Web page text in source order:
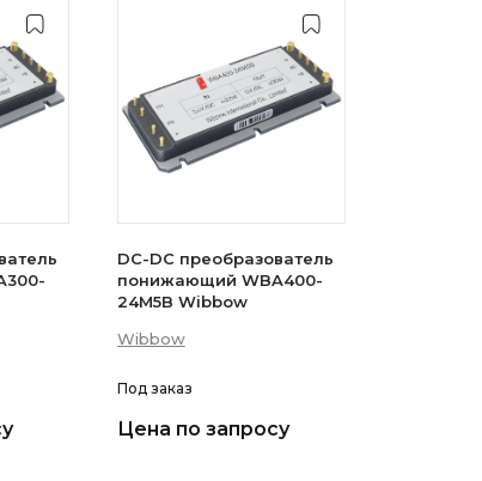
DC-DC преобразователь
понижающий WBA400-
24M5B Wibbow
Wibbow
Под заказ
Цена по запросу